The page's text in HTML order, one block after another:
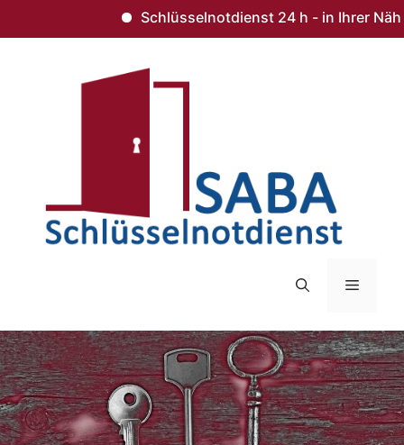
Schlüsselnotdienst 24 h - in Ihrer Nähe
Menü